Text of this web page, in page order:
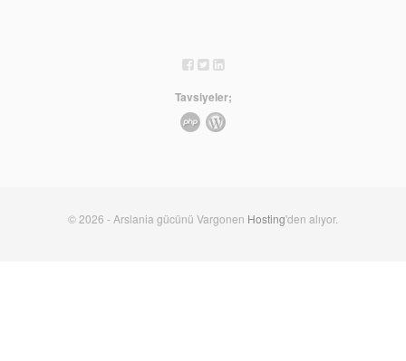
Tavsiyeler;
© 2026 - Arslania gücünü Vargonen Hosting'den alıyor.